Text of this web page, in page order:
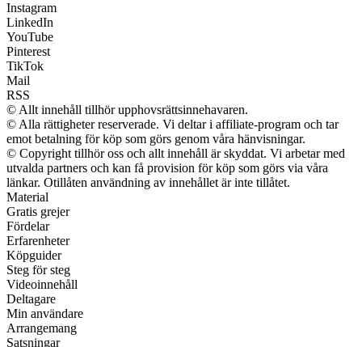
Instagram
LinkedIn
YouTube
Pinterest
TikTok
Mail
RSS
© Allt innehåll tillhör upphovsrättsinnehavaren.
© Alla rättigheter reserverade. Vi deltar i affiliate-program och tar
emot betalning för köp som görs genom våra hänvisningar.
© Copyright tillhör oss och allt innehåll är skyddat. Vi arbetar med
utvalda partners och kan få provision för köp som görs via våra
länkar. Otillåten användning av innehållet är inte tillåtet.
Material
Gratis grejer
Fördelar
Erfarenheter
Köpguider
Steg för steg
Videoinnehåll
Deltagare
Min användare
Arrangemang
Satsningar